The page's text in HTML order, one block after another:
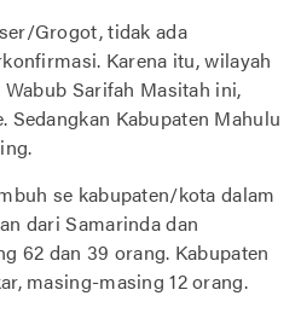
Grogot, tidak ada
Karena itu, wilayah
Sarifah Masitah ini,
Sedangkan Kabupaten Mahulu
se kabupaten/kota dalam
dari Samarinda dan
62 dan 39 orang. Kabupaten
masing-masing 12 orang.